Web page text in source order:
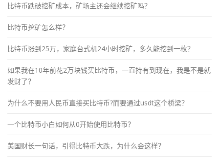
比特币跌破挖矿成本，矿场主还会继续挖矿吗？
比特币挖矿怎么样？
比特币涨到25万，家庭台式机24小时挖矿，多久能挖到一枚？
如果我在10年前花2万块钱买比特币，一直持有到现在，我是不是就
发财了？
为什么不要用人民币直接买比特币?而要通过usdt这个桥梁？
一个比特币小白如何从0开始使用比特币？
美国财长一句话，引得比特币大跌，为什么会这样？